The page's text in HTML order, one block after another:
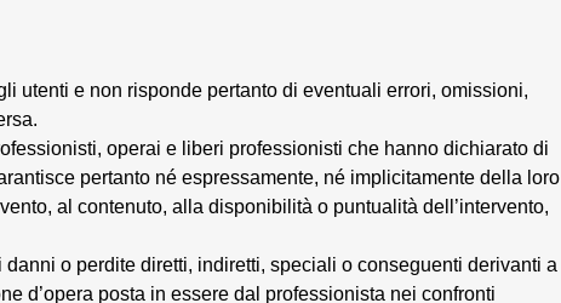
utenti e non risponde pertanto di eventuali errori, omissioni,
operai e liberi professionisti che hanno dichiarato di
pertanto né espressamente, né implicitamente della loro
al contenuto, alla disponibilità o puntualità dell’intervento,
o perdite diretti, indiretti, speciali o conseguenti derivanti a
d’opera posta in essere dal professionista nei confronti